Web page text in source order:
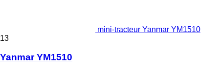
mini-tracteur Yanmar YM1510
13
Yanmar YM1510